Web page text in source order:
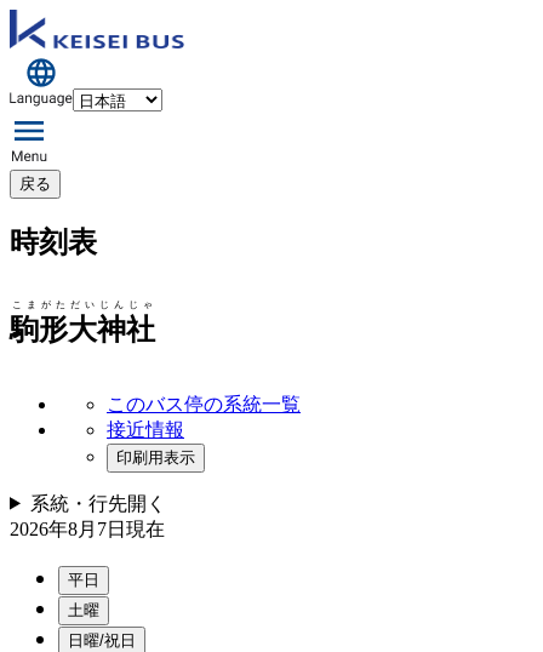
戻る
時刻表
駒形大神社
こまがただいじんじゃ
このバス停の系統一覧
接近情報
印刷用表示
系統・行先開く
2026年8月7日 現在
平日
土曜
日曜/祝日